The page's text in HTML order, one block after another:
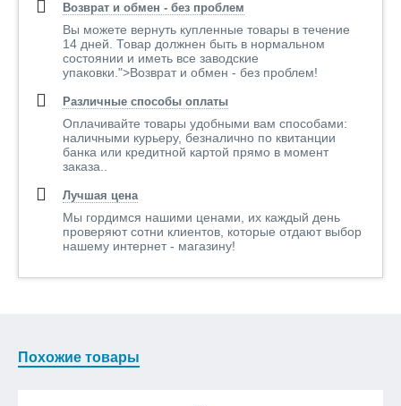
Возврат и обмен - без проблем
Вы можете вернуть купленные товары в течение
14 дней. Товар должнен быть в нормальном
состоянии и иметь все заводские
упаковки.">Возврат и обмен - без проблем!
Различные способы оплаты
Оплачивайте товары удобными вам способами:
наличными курьеру, безналично по квитанции
банка или кредитной картой прямо в момент
заказа..
Лучшая цена
Мы гордимся нашими ценами, их каждый день
проверяют сотни клиентов, которые отдают выбор
нашему интернет - магазину!
Похожие товары